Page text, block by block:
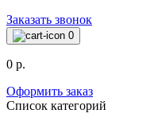
Заказать звонок
0
0 р.
Оформить заказ
Список категорий